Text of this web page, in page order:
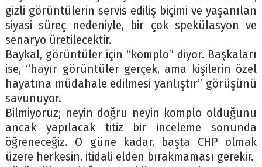
gizli görüntülerin servis ediliş biçimi ve yaşanılan
siyasi süreç nedeniyle, bir çok spekülasyon ve
senaryo üretilecektir.
Baykal, görüntüler için “komplo” diyor. Başkaları
ise, “hayır görüntüler gerçek, ama kişilerin özel
hayatına müdahale edilmesi yanlıştır” görüşünü
savunuyor.
Bilmiyoruz; neyin doğru neyin komplo olduğunu
ancak yapılacak titiz bir inceleme sonunda
öğreneceğiz. O güne kadar, başta CHP olmak
üzere herkesin, itidali elden bırakmaması gerekir.